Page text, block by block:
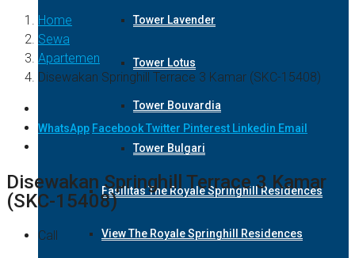
Tower Lavender
Tower Lotus
Tower Bouvardia
Tower Bulgari
Fasilitas The Royale Springhill Residences
View The Royale Springhill Residences
Home
Sewa
Apartemen
Disewakan Springhill Terrace 3 Kamar (SKC-15408)
WhatsApp FacebookTwitter Pinterest Linkedin Email
Disewakan Springhill Terrace 3 Kamar
(SKC-15408)
Call